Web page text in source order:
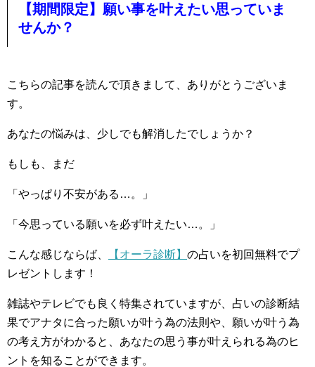
【期間限定】願い事を叶えたい思っていま
せんか？
こちらの記事を読んで頂きまして、ありがとうございま
す。
あなたの悩みは、少しでも解消したでしょうか？
もしも、まだ
「やっぱり不安がある…。」
「今思っている願いを必ず叶えたい…。」
こんな感じならば、 【オーラ診断】 の占いを初回無料でプ
レゼントします！
雑誌やテレビでも良く特集されていますが、占いの診断結
果でアナタに合った願いが叶う為の法則や、願いが叶う為
の考え方がわかると、あなたの思う事が叶えられる為のヒ
ントを知ることができます。